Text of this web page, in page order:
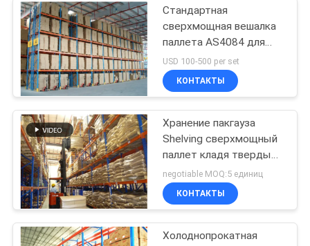
СВЯЖИТЕСЬ
МЫ
НОВОСТИ
СЛУЧАИ
КАРТА
САЙТА
длинняя вешалка
пяди
23
консольная
система вешалки
Стандартная
сверхмощная вешалка
паллета AS4084 для
промышленных
разрешений хранения
пакгауза
USD 100-500 per set
КОНТАКТЫ
Хранение пакгауза
Shelving сверхмощный
паллет кладя твердые
крепкие шкафы на
полку
negotiable MOQ:5 единиц
КОНТАКТЫ
Холоднопрокатная